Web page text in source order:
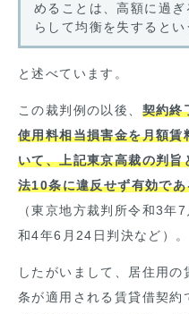
めることは、高額に過
らして均衡を失するとい
と述べています。
この裁判例の以後、 契約終
使用料相当損害金を月額
いて、上記東京高裁の判
法10条に違反せず有効で
（東京地方裁判所令和3年7
和4年6 月 24 日判決など）。
したがいまして、居住用
条が適用される賃貸借契約